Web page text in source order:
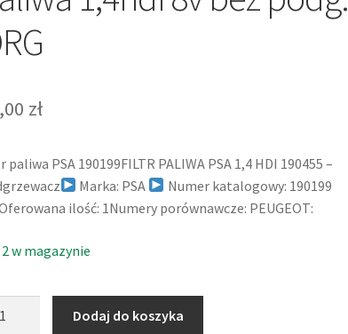
zł
paliwa PSA 190199FILTR PALIWA PSA 1,4 HDI 190455 –
Marka: PSA
Numer katalogowy: 190199
ilość: 1Numery porównawcze: PEUGEOT:
2 w magazynie
Dodaj do koszyka